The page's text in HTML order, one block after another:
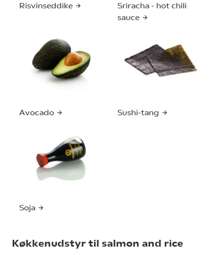
Risvinseddike
Sriracha - hot chili
sauce
Avocado Sushi-tang
Soja
Køkkenudstyr til salmon and rice